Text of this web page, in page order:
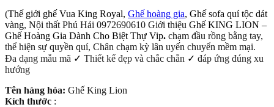
(Thế giới ghế Vua King Royal, Ghế hoàng gia, Ghế sofa quí tộc dát
vàng, Nội thất Phú Hải 0972690610 Giới thiệu Ghế KING LION –
Ghế Hoàng Gia Dành Cho Biệt Thự Vip. chạm đầu rồng bằng tay,
thể hiện sự quyền quí, Chân chạm kỳ lân uyến chuyển mềm mại.
Đa dạng mẫu mã ✓ Thiết kế đẹp và chắc chắn ✓ đáp ứng đúng xu
hướng
Tên hàng hóa: Ghế King Lion
Kích thước :